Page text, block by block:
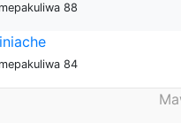
88
84